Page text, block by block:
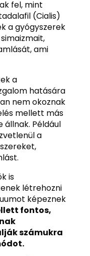
fel, mint
(Cialis)
a gyógyszerek
ami
a
hatására
nem okoznak
mellett más
állnak. Például
a
is
létrehozni
képeznek
fontos,
számukra